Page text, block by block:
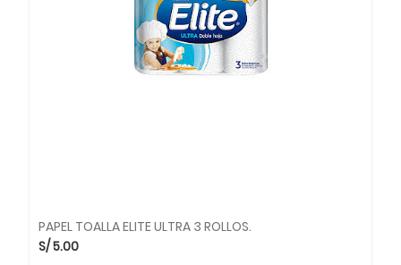
PAPEL TOALLA ELITE ULTRA 3 ROLLOS.
S/5.00